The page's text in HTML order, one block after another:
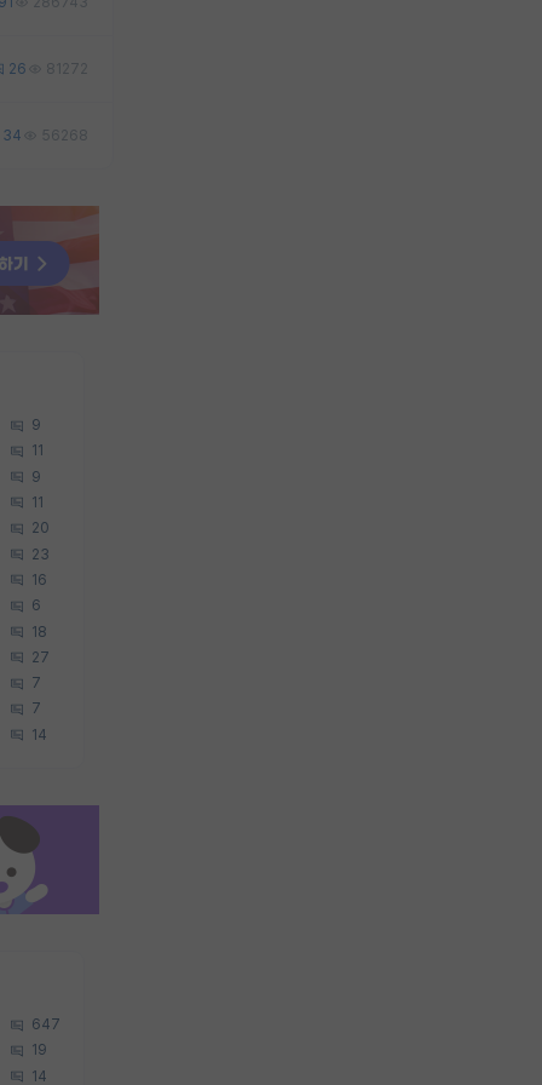
26 81272
34 56268
9
11
9
11
20
23
16
6
18
27
7
7
14
647
19
14